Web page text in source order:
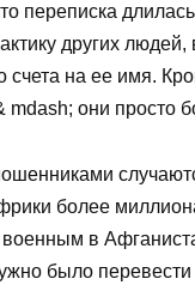
переписка
других
счета на ее имя.
они просто
более
в
было